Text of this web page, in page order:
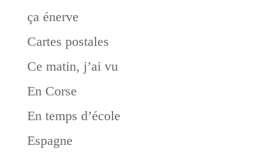
ça énerve
Cartes postales
Ce matin, j’ai vu
En Corse
En temps d’école
Espagne